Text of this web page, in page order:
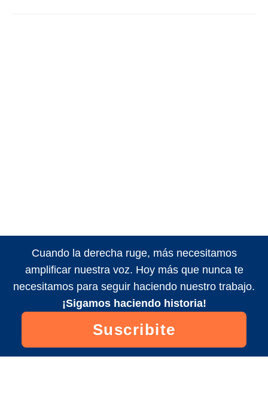
Cuando la derecha ruge, más necesitamos
amplificar nuestra voz. Hoy más que nunca te
necesitamos para seguir haciendo nuestro trabajo.
¡Sigamos haciendo historia!
Suscribite